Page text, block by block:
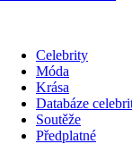
Celebrity
Móda
Krása
Databáze
Soutěže
Předplatné